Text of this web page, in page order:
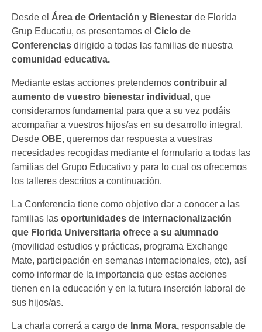
Desde el Área de Orientación y Bienestar de Florida
Grup Educatiu, os presentamos el Ciclo de
Conferencias dirigido a todas las familias de nuestra
comunidad educativa.
Mediante estas acciones pretendemos contribuir al
aumento de vuestro bienestar individual , que
consideramos fundamental para que a su vez podáis
acompañar a vuestros hijos/as en su desarrollo integral.
Desde OBE, queremos dar respuesta a vuestras
necesidades recogidas mediante el formulario a todas las
familias del Grupo Educativo y para lo cual os ofrecemos
los talleres descritos a continuación.
La Conferencia tiene como objetivo dar a conocer a las
familias las oportunidades de internacionalización
que Florida Universitaria ofrece a su alumnado
(movilidad estudios y prácticas, programa Exchange
Mate, participación en semanas internacionales, etc), así
como informar de la importancia que estas acciones
tienen en la educación y en la futura inserción laboral de
sus hijos/as.
La charla correrá a cargo de Inma Mora, responsable de